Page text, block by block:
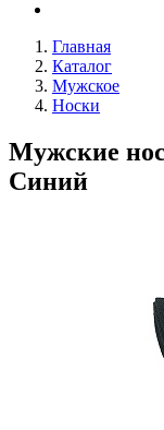
Главная
Каталог
Мужское
Носки
Мужские
Синий